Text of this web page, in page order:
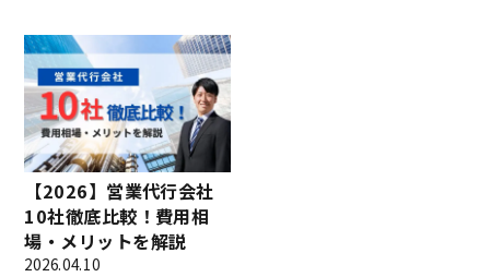
【2026】営業代行会社
10社徹底比較！費用相
場・メリットを解説
2026.04.10